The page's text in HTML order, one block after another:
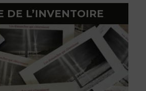
DE L’INVENTOIRE